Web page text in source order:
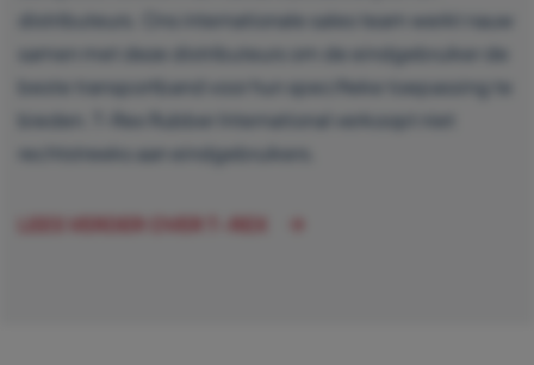
distributeurs. Ons internationale sales team werkt nauw
samen met deze distributeurs om de eindgebruiker de
beste transportband voor hun specifieke toepassing te
bieden. T-Rex Rubber International verkoopt niet
rechtstreeks aan eindgebruikers.
LEES VERDER OVER T-REX